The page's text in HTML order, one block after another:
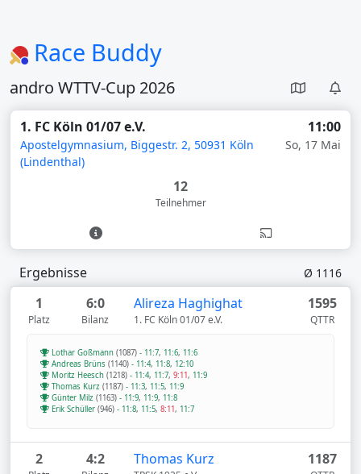
Race Buddy
andro WTTV-Cup 2026
1. FC Köln 01/07 e.V.
Apostelgymnasium, Biggestr. 2, 50931 Köln
(Lindenthal)
11:00
So, 17 Mai
12
Teilnehmer
Ergebnisse Ø 1116
1
Platz
6:0
Bilanz
Alireza Haghighat
1. FC Köln 01/07 e.V.
1595
QTTR
Lothar Goßmann (1087) - 11:7, 11:6, 11:6
Andreas Brüns (1140) - 11:4, 11:8, 12:10
Moritz Heesch (1218) - 11:4, 11:7, 9:11, 11:9
Thomas Kurz (1187) - 11:3, 11:5, 11:9
Günter Milz (1163) - 11:9, 11:9, 11:8
Erik Schüller (946) - 11:8, 11:5, 8:11, 11:7
2 4:2 Thomas Kurz 1187